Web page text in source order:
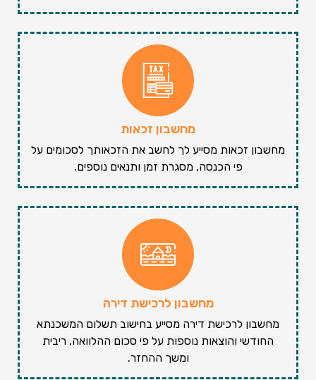
מחשבון זכאות
מחשבון זכאות מסייע לך לחשב את הזכאותך לסכומים על
פי הכנסה, מסגרת זמן ותנאים נוספים.
מחשבון לרכישת דירה
מחשבון לרכישת דירה מסייע בחישוב תשלום המשכנתא
החודשי והוצאות נוספות על פי סכום ההלוואה, ריבית
ומשך ההחזר.